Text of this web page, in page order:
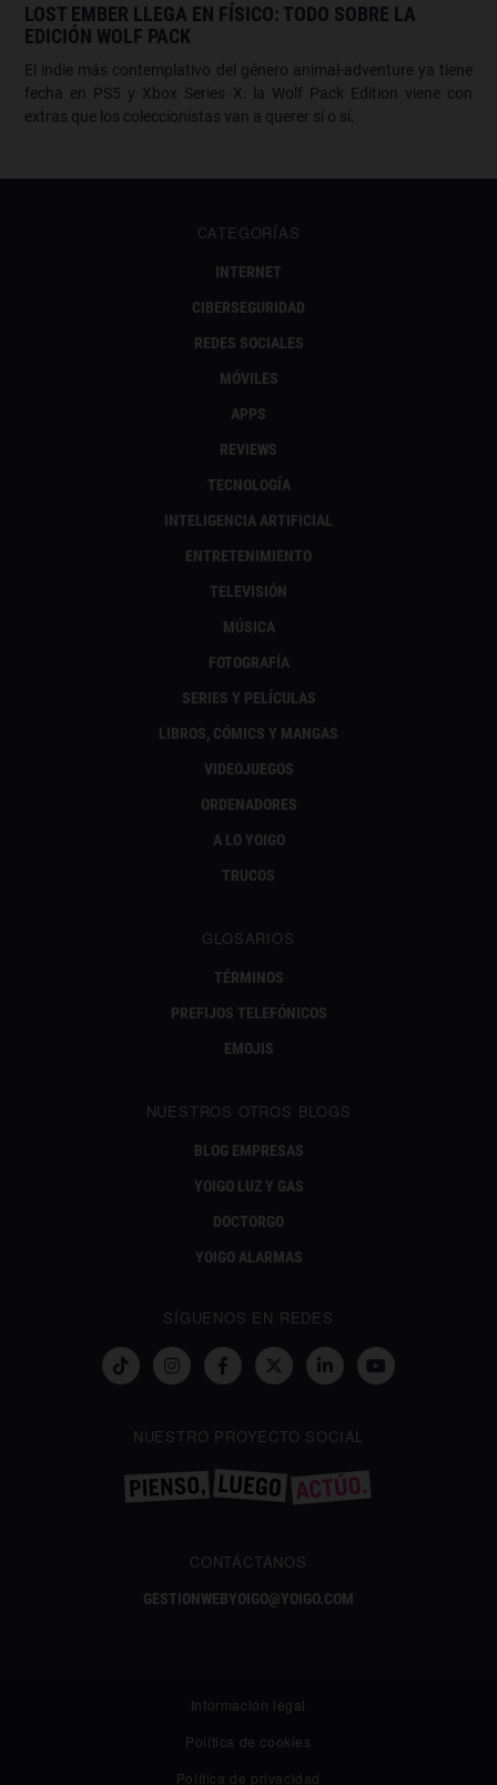
LOST EMBER LLEGA EN FÍSICO: TODO SOBRE LA
EDICIÓN WOLF PACK
El indie más contemplativo del género animal-adventure ya tiene
fecha en PS5 y Xbox Series X: la Wolf Pack Edition viene con
extras que los coleccionistas van a querer sí o sí.
CATEGORÍAS
INTERNET
CIBERSEGURIDAD
REDES SOCIALES
MÓVILES
APPS
REVIEWS
TECNOLOGÍA
INTELIGENCIA ARTIFICIAL
ENTRETENIMIENTO
TELEVISIÓN
MÚSICA
FOTOGRAFÍA
SERIES Y PELÍCULAS
LIBROS, CÓMICS Y MANGAS
VIDEOJUEGOS
ORDENADORES
A LO YOIGO
TRUCOS
GLOSARIOS
TÉRMINOS
PREFIJOS TELEFÓNICOS
EMOJIS
NUESTROS OTROS BLOGS
BLOG EMPRESAS
YOIGO LUZ Y GAS
DOCTORGO
YOIGO ALARMAS
SÍGUENOS EN REDES
NUESTRO PROYECTO SOCIAL
CONTÁCTANOS
GESTIONWEBYOIGO@YOIGO.COM
Información legal
Política de cookies
Política de privacidad